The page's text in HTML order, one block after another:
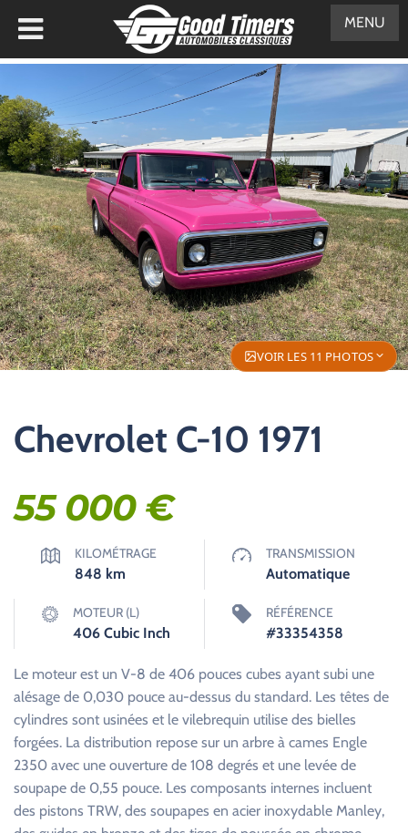
VOIR LES 11 PHOTOS
Chevrolet C-10 1971
55 000€
KILOMÉTRAGE
848 km
TRANSMISSION
Automatique
MOTEUR (L)
406 Cubic Inch
RÉFÉRENCE
#33354358
Le moteur est un V-8 de 406 pouces cubes ayant subi une
alésage de 0,030 pouce au-dessus du standard. Les têtes de
cylindres sont usinées et le vilebrequin utilise des bielles
forgées. La distribution repose sur un arbre à cames Engle
2350 avec une ouverture de 108 degrés et une levée de
soupape de 0,55 pouce. Les composants internes incluent
des pistons TRW, des soupapes en acier inoxydable Manley,
MENU